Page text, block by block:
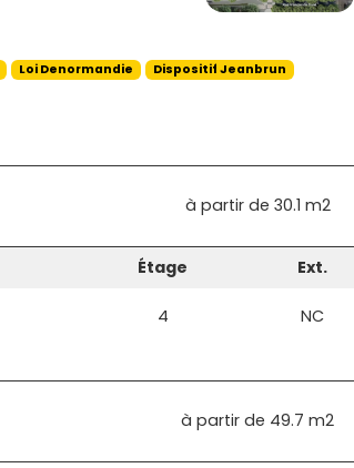
Loi Denormandie Dispositif Jeanbrun
à partir de 30.1 m2
Étage Ext.
4 NC
à partir de 49.7 m2